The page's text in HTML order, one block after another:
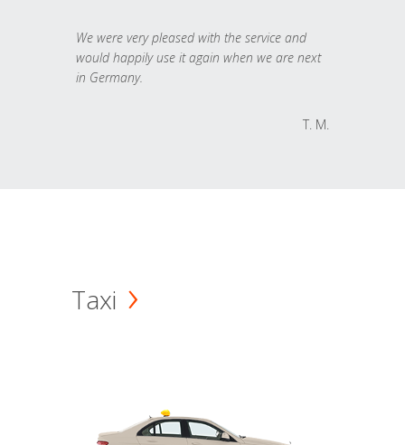
We were very pleased with the service and
would happily use it again when we are next
in Germany.
T. M.
Taxi